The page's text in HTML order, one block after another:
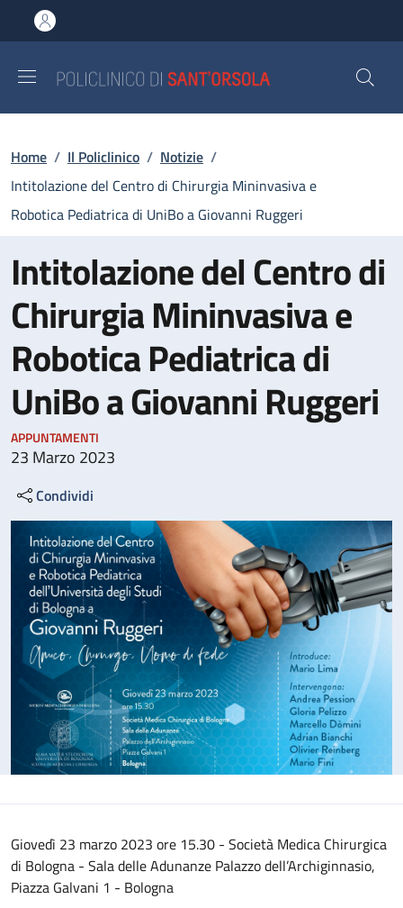
al contenuto principale
to footer content
Briciole di pane
Home / Il Policlinico / Notizie /
Intitolazione del Centro di Chirurgia Mininvasiva e
Robotica Pediatrica di UniBo a Giovanni Ruggeri
Intitolazione del Centro di
Chirurgia Mininvasiva e
Robotica Pediatrica di
UniBo a Giovanni Ruggeri
APPUNTAMENTI
23 Marzo 2023
Condividi
Giovedì 23 marzo 2023 ore 15.30 - Società Medica Chirurgica
di Bologna - Sala delle Adunanze Palazzo dell’Archiginnasio,
Piazza Galvani 1 - Bologna